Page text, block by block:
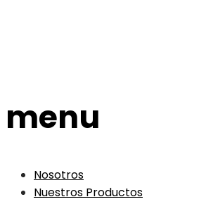
menu
Nosotros
Nuestros Productos